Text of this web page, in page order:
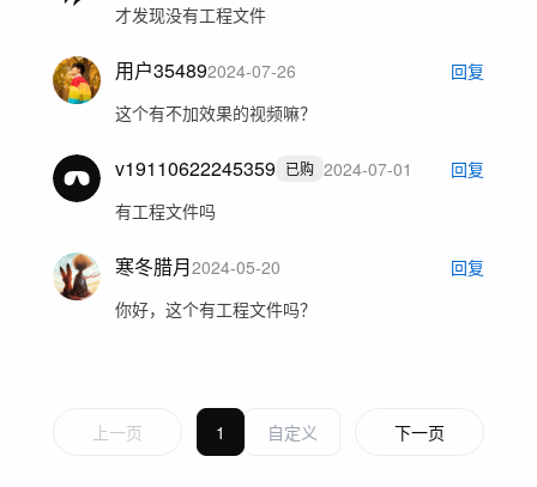
才发现没有工程文件
用户354892024-07-26
回复
这个有不加效果的视频嘛？
v19110622245359 已购 2024-07-01
回复
有工程文件吗
寒冬腊月2024-05-20
回复
你好，这个有工程文件吗？
上一页 1 下一页